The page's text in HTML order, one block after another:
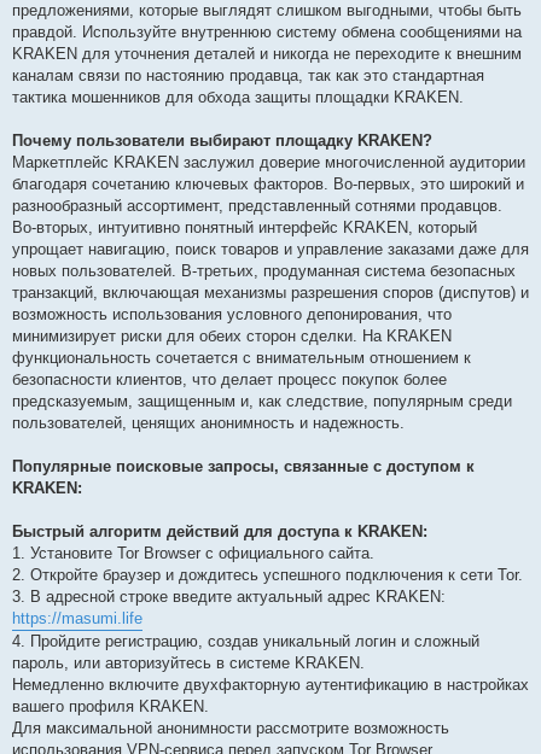
предложениями, которые выглядят слишком выгодными, чтобы быть
правдой. Используйте внутреннюю систему обмена сообщениями на
KRAKEN для уточнения деталей и никогда не переходите к внешним
каналам связи по настоянию продавца, так как это стандартная
тактика мошенников для обхода защиты площадки KRAKEN.
Почему пользователи выбирают площадку KRAKEN?
Маркетплейс KRAKEN заслужил доверие многочисленной аудитории
благодаря сочетанию ключевых факторов. Во-первых, это широкий и
разнообразный ассортимент, представленный сотнями продавцов.
Во-вторых, интуитивно понятный интерфейс KRAKEN, который
упрощает навигацию, поиск товаров и управление заказами даже для
новых пользователей. В-третьих, продуманная система безопасных
транзакций, включающая механизмы разрешения споров (диспутов) и
возможность использования условного депонирования, что
минимизирует риски для обеих сторон сделки. На KRAKEN
функциональность сочетается с внимательным отношением к
безопасности клиентов, что делает процесс покупок более
предсказуемым, защищенным и, как следствие, популярным среди
пользователей, ценящих анонимность и надежность.
Популярные поисковые запросы, связанные с доступом к
KRAKEN:
Быстрый алгоритм действий для доступа к KRAKEN:
1. Установите Tor Browser с официального сайта.
2. Откройте браузер и дождитесь успешного подключения к сети Tor.
3. В адресной строке введите актуальный адрес KRAKEN:
https://masumi.life
4. Пройдите регистрацию, создав уникальный логин и сложный
пароль, или авторизуйтесь в системе KRAKEN.
Немедленно включите двухфакторную аутентификацию в настройках
вашего профиля KRAKEN.
Для максимальной анонимности рассмотрите возможность
использования VPN-сервиса перед запуском Tor Browser.